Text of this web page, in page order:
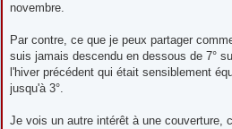
novembre.
Par contre, ce que je peux partager
suis jamais descendu en dessous de 7°
l'hiver précédent qui était sensiblement
jusqu'à 3°.
Je vois un autre intérêt à une couverture,